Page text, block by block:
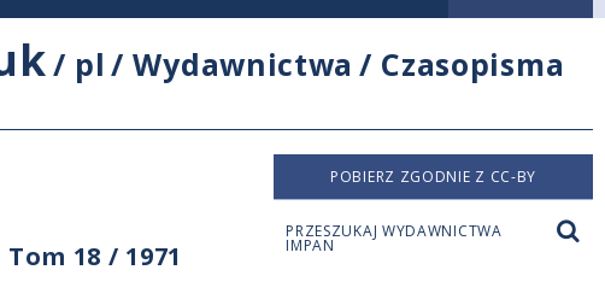
/ pl /Wydawnictwa / Czasopisma
Tom 18 / 1971
POBIERZ ZGODNIE Z CC-BY
PRZESZUKAJ WYDAWNICTWA
IMPAN